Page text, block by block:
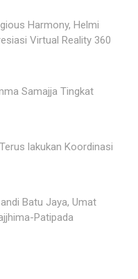
Harmony, Helmi
Virtual Reality 360
Samajja Tingkat
lakukan Koordinasi
Batu Jaya, Umat
Patipada